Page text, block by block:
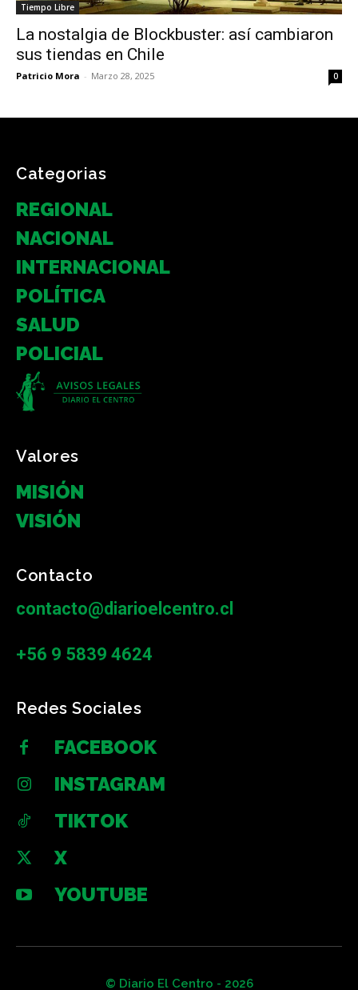
Tiempo Libre
La nostalgia de Blockbuster: así cambiaron
sus tiendas en Chile
Patricio Mora - Marzo 28, 2025 0
Categorias
REGIONAL
NACIONAL
INTERNACIONAL
POLÍTICA
SALUD
POLICIAL
Valores
MISIÓN
VISIÓN
Contacto
contacto@diarioelcentro.cl
+56 9 5839 4624
Redes Sociales
FACEBOOK
INSTAGRAM
TIKTOK
X
YOUTUBE
© Diario El Centro - 2026